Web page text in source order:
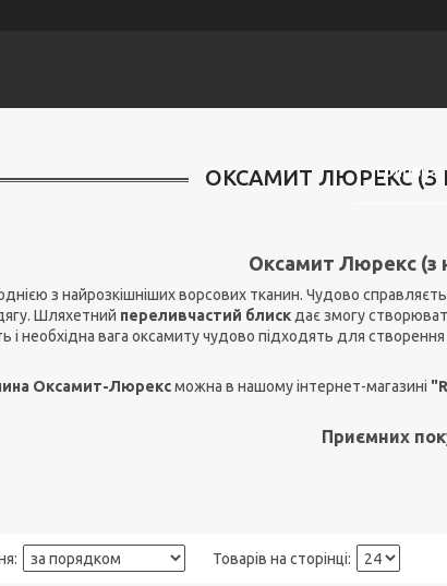
Головна
ОКСАМИТ ЛЮРЕКС
Оксамит Люрекс (з
з найрозкішніших ворсових тканин. Чудово
Шляхетний переливчастий блиск дає змогу
і необхідна вага оксамиту чудово підходять для
Оксамит-Люрексможна в нашому інтернет-магазині
Приємних